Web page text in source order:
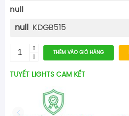
null
null KDGB515
THÊM VÀO GIỎ HÀNG
TUYẾT LIGHTS CAM KẾT